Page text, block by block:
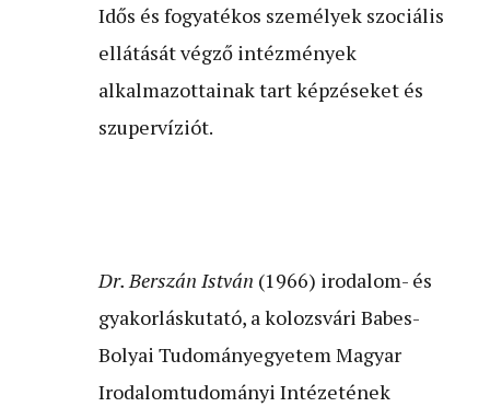
Idős és fogyatékos személyek szociális
ellátását végző intézmények
alkalmazottainak tart képzéseket és
szupervíziót.
Dr. Berszán István (1966) irodalom- és
gyakorláskutató, a kolozsvári Babes-
Bolyai Tudományegyetem Magyar
Irodalomtudományi Intézetének